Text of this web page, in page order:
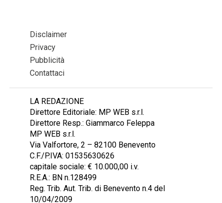
Disclaimer
Privacy
Pubblicità
Contattaci
LA REDAZIONE
Direttore Editoriale: MP WEB s.r.l.
Direttore Resp.: Giammarco Feleppa
MP WEB s.r.l.
Via Valfortore, 2 – 82100 Benevento
C.F./P.IVA: 01535630626
capitale sociale: € 10.000,00 i.v.
R.E.A.: BN n.128499
Reg. Trib. Aut. Trib. di Benevento n.4 del
10/04/2009